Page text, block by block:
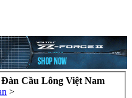
Cầu Lông Việt Nam
>